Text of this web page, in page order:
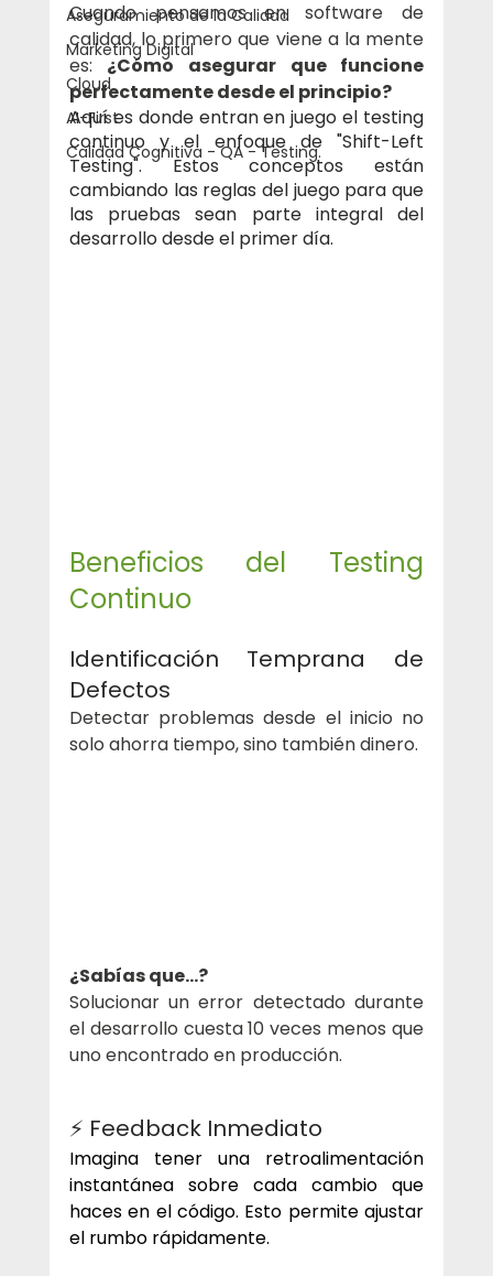
Aseguramiento de la Calidad
Marketing Digital
Cloud
AI-First
Calidad Cognitiva - QA - Testing.
Cuando pensamos en software de
calidad, lo primero que viene a la mente
es: ¿Cómo asegurar que funcione
perfectamente desde el principio?
Aquí es donde entran en juego el testing
continuo y el enfoque de "Shift-Left
Testing". Estos conceptos están
cambiando las reglas del juego para que
las pruebas sean parte integral del
desarrollo desde el primer día.
Beneficios del Testing
Continuo
Identificación Temprana de
Defectos
Detectar problemas desde el inicio no
solo ahorra tiempo, sino también dinero.
¿Sabías que...?
Solucionar un error detectado durante
el desarrollo cuesta 10 veces menos que
uno encontrado en producción.
⚡ Feedback Inmediato
Imagina tener una retroalimentación
instantánea sobre cada cambio que
haces en el código. Esto permite ajustar
el rumbo rápidamente.